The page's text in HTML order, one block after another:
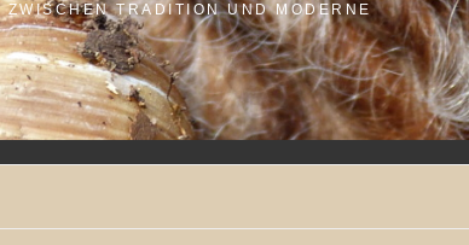
ZWISCHEN TRADITION UND MODERNE